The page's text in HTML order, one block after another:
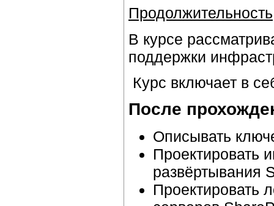
Продолжительность
В курсе
поддержки
Курс включает в
После
Описывать
Проектировать
развёртывания
Проектировать